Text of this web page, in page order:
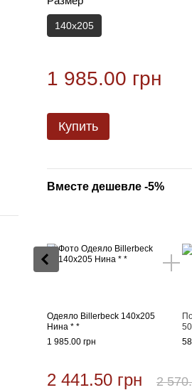
140х205
1 985.00 грн
Купить
Вместе дешевле -5%
Одеяло Billerbeck 140х205
Нина * *
1 985.00 грн
2 441.50 грн 2